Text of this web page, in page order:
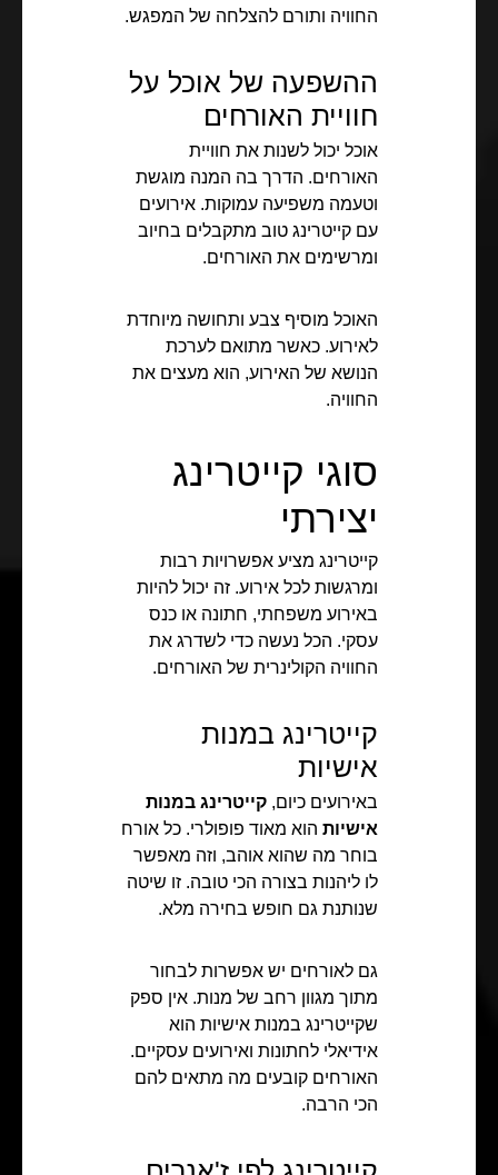
החוויה ותורם להצלחה של המפגש.
ההשפעה של אוכל על
חוויית האורחים
אוכל יכול לשנות את חוויית
האורחים. הדרך בה המנה מוגשת
וטעמה משפיעה עמוקות. אירועים
עם קייטרינג טוב מתקבלים בחיוב
ומרשימים את האורחים.
האוכל מוסיף צבע ותחושה מיוחדת
לאירוע. כאשר מתואם לערכת
הנושא של האירוע, הוא מעצים את
החוויה.
סוגי קייטרינג
יצירתי
קייטרינג מציע אפשרויות רבות
ומרגשות לכל אירוע. זה יכול להיות
באירוע משפחתי, חתונה או כנס
עסקי. הכל נעשה כדי לשדרג את
החוויה הקולינרית של האורחים.
קייטרינג במנות
אישיות
באירועים כיום, קייטרינג במנות
אישיות הוא מאוד פופולרי. כל אורח
בוחר מה שהוא אוהב, וזה מאפשר
לו ליהנות בצורה הכי טובה. זו שיטה
שנותנת גם חופש בחירה מלא.
גם לאורחים יש אפשרות לבחור
מתוך מגוון רחב של מנות. אין ספק
שקייטרינג במנות אישיות הוא
אידיאלי לחתונות ואירועים עסקיים.
האורחים קובעים מה מתאים להם
הכי הרבה.